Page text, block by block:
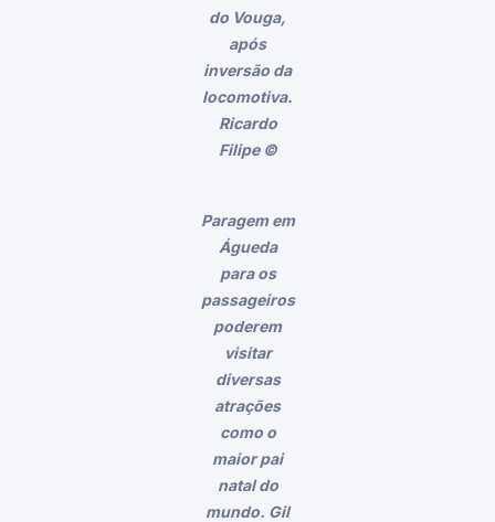
do Vouga,
após
inversão da
locomotiva.
Ricardo
Filipe ©
Paragem em
Águeda
para os
passageiros
poderem
visitar
diversas
atrações
como o
maior pai
natal do
mundo. Gil